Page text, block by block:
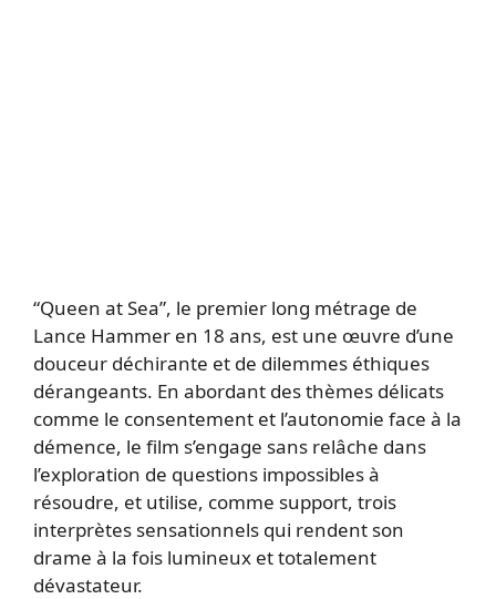
“Queen at Sea”, le premier long métrage de
Lance Hammer en 18 ans, est une œuvre d’une
douceur déchirante et de dilemmes éthiques
dérangeants. En abordant des thèmes délicats
comme le consentement et l’autonomie face à la
démence, le film s’engage sans relâche dans
l’exploration de questions impossibles à
résoudre, et utilise, comme support, trois
interprètes sensationnels qui rendent son
drame à la fois lumineux et totalement
dévastateur.